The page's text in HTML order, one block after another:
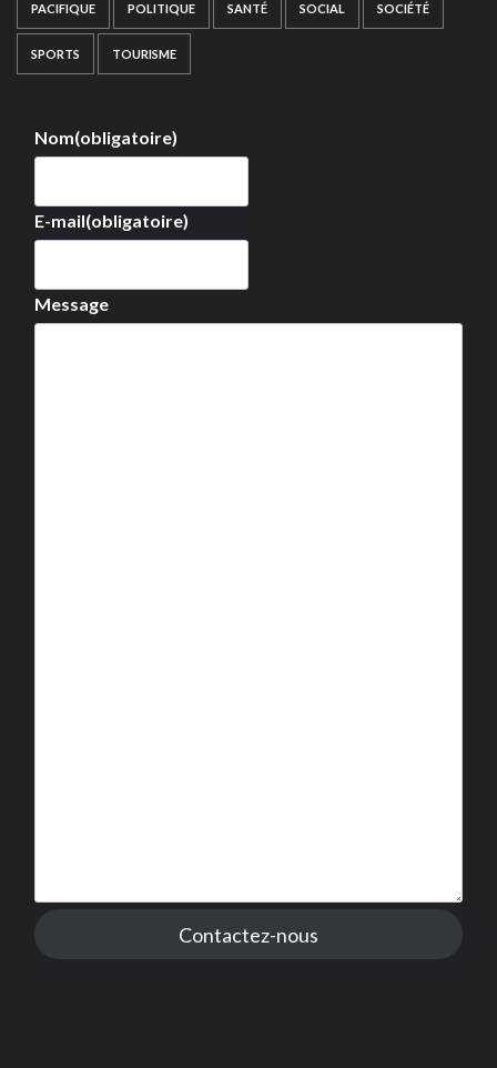
PACIFIQUE POLITIQUE SANTÉ SOCIAL SOCIÉTÉ
SPORTS TOURISME
Nom(obligatoire)
E-mail(obligatoire)
Message
Contactez-nous